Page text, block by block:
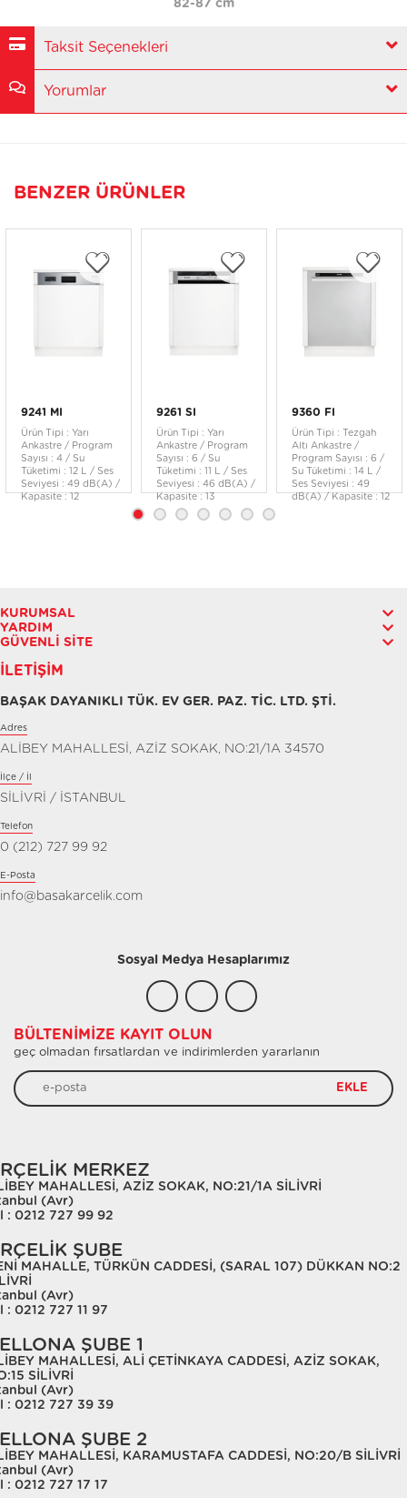
82-87 cm
Taksit Seçenekleri
Yorumlar
BENZER ÜRÜNLER
9241 MI
Ürün Tipi : Yarı
Ankastre / Program
Sayısı : 4 / Su
Tüketimi : 12 L / Ses
Seviyesi : 49 dB(A) /
Kapasite : 12
9261 SI
Ürün Tipi : Yarı
Ankastre / Program
Sayısı : 6 / Su
Tüketimi : 11 L / Ses
Seviyesi : 46 dB(A) /
Kapasite : 13
9360 FI
Ürün Tipi : Tezgah
Altı Ankastre /
Program Sayısı : 6 /
Su Tüketimi : 14 L /
Ses Seviyesi : 49
dB(A) / Kapasite : 12
KURUMSAL
YARDIM
GÜVENLI SITE
İLETIŞIM
BAŞAK DAYANIKLI TÜK. EV GER. PAZ. TİC. LTD. ŞTİ.
Adres
ALİBEY MAHALLESİ, AZİZ SOKAK, NO:21/1A 34570
İlçe / İl
SİLİVRİ / İSTANBUL
Telefon
0 (212) 727 99 92
E-Posta
info@basakarcelik.com
Sosyal Medya Hesaplarımız
BÜLTENIMIZE KAYIT OLUN
geç olmadan fırsatlardan ve indirimlerden yararlanın
EKLE
MERKEZ
MAHALLESİ, AZİZ SOKAK, NO:21/1A SİLİVRİ
(Avr)
: 0212 727 99 92
ŞUBE
MAHALLE, TÜRKÜN CADDESİ, (SARAL 107) DÜKKAN NO:2
(Avr)
: 0212 727 11 97
ŞUBE 1
MAHALLESİ, ALİ ÇETİNKAYA CADDESİ, AZİZ SOKAK,
SİLİVRİ
(Avr)
: 0212 727 39 39
ŞUBE 2
MAHALLESİ, KARAMUSTAFA CADDESİ, NO:20/B SİLİVRİ
(Avr)
: 0212 727 17 17